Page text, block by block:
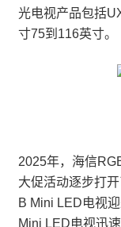
光电视产品包括
寸75到116英寸。
2025年，海信
大促活动逐步打
B Mini LED电视
Mini LED电视迅